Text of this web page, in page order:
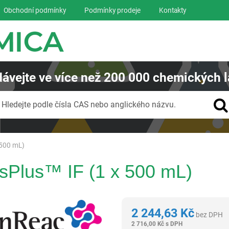
mL)
IF (1 x 500 mL)
2 244,63 Kč bez DPH
2 716,00 Kč s DPH
Obchodní podmínky Podmínky prodeje Kontakty
ve více než200 000 chemických
Hledejte podle čísla CAS nebo anglického názvu.